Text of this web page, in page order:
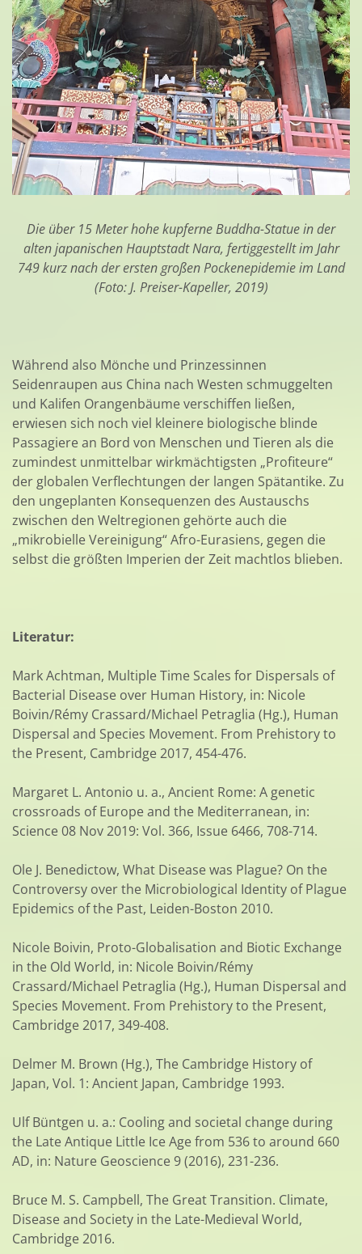
Die über 15 Meter hohe kupferne Buddha-Statue in der
alten japanischen Hauptstadt Nara, fertiggestellt im Jahr
749 kurz nach der ersten großen Pockenepidemie im Land
(Foto: J. Preiser-Kapeller, 2019)
Während also Mönche und Prinzessinnen
Seidenraupen aus China nach Westen schmuggelten
und Kalifen Orangenbäume verschiffen ließen,
erwiesen sich noch viel kleinere biologische blinde
Passagiere an Bord von Menschen und Tieren als die
zumindest unmittelbar wirkmächtigsten „Profiteure“
der globalen Verflechtungen der langen Spätantike. Zu
den ungeplanten Konsequenzen des Austauschs
zwischen den Weltregionen gehörte auch die
„mikrobielle Vereinigung“ Afro-Eurasiens, gegen die
selbst die größten Imperien der Zeit machtlos blieben.
Literatur:
Mark Achtman, Multiple Time Scales for Dispersals of
Bacterial Disease over Human History, in: Nicole
Boivin/Rémy Crassard/Michael Petraglia (Hg.), Human
Dispersal and Species Movement. From Prehistory to
the Present, Cambridge 2017, 454-476.
Margaret L. Antonio u. a., Ancient Rome: A genetic
crossroads of Europe and the Mediterranean, in:
Science 08 Nov 2019: Vol. 366, Issue 6466, 708-714.
Ole J. Benedictow, What Disease was Plague? On the
Controversy over the Microbiological Identity of Plague
Epidemics of the Past, Leiden-Boston 2010.
Nicole Boivin, Proto-Globalisation and Biotic Exchange
in the Old World, in: Nicole Boivin/Rémy
Crassard/Michael Petraglia (Hg.), Human Dispersal and
Species Movement. From Prehistory to the Present,
Cambridge 2017, 349-408.
Delmer M. Brown (Hg.), The Cambridge History of
Japan, Vol. 1: Ancient Japan, Cambridge 1993.
Ulf Büntgen u. a.: Cooling and societal change during
the Late Antique Little Ice Age from 536 to around 660
AD, in: Nature Geoscience 9 (2016), 231-236.
Bruce M. S. Campbell, The Great Transition. Climate,
Disease and Society in the Late-Medieval World,
Cambridge 2016.